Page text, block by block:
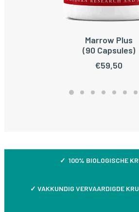
TOEVOEGEN AAN
Marrow Plus
(90 Capsules)
€59,50
✓ 100% BIOLOGISCHE
✓ VAKKUNDIG VERVAARDIGDE